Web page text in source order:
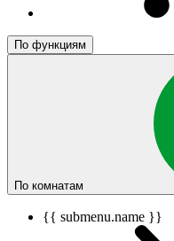
По функциям
По комнатам
{{ submenu.name }}